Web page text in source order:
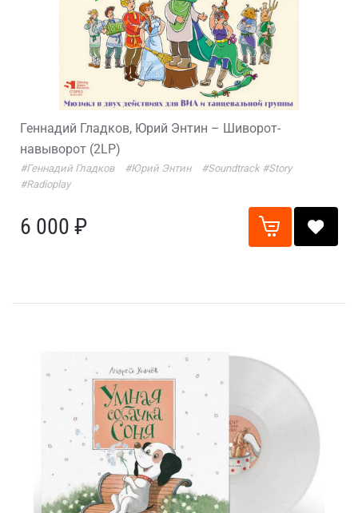
Геннадий Гладков, Юрий Энтин – Шиворот-
навыворот (2LP)
#Геннадий Гладков #Юрий Энтин #Soundtrack #Story
#Radioplay
6 000 ₽